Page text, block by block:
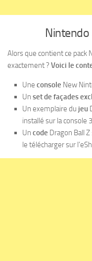
Nintendo
Alors que contient ce pack
exactement ? Voici le
Une console New
Un set de façades
Un exemplaire du jeu
installé sur la console
Un code Dragon Ball
le télécharger sur